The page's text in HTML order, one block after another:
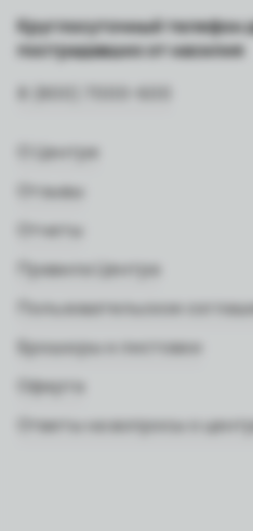
Круглосуточный телефон
пострадавших от насилия
8 (800) 7000-600
О Центре
Отзывы
Отчеты
Правила Центра
Пользовательское
Брошюры и листовки
Оферта
Ответы на вопросы о